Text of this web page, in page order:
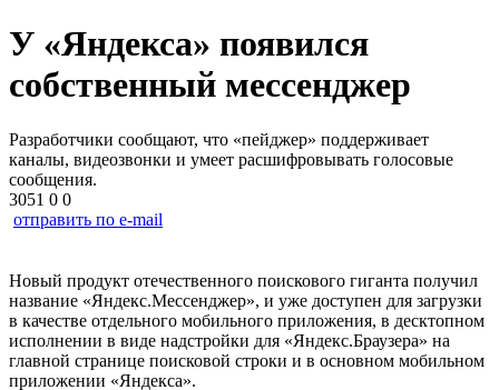
У «Яндекса» появился
собственный мессенджер
Разработчики сообщают, что «пейджер» поддерживает
каналы, видеозвонки и умеет расшифровывать голосовые
сообщения.
3051 0 0
отправить по e-mail
Новый продукт отечественного поискового гиганта получил
название «Яндекс.Мессенджер», и уже доступен для загрузки
в качестве отдельного мобильного приложения, в десктопном
исполнении в виде надстройки для «Яндекс.Браузера» на
главной странице поисковой строки и в основном мобильном
приложении «Яндекса».